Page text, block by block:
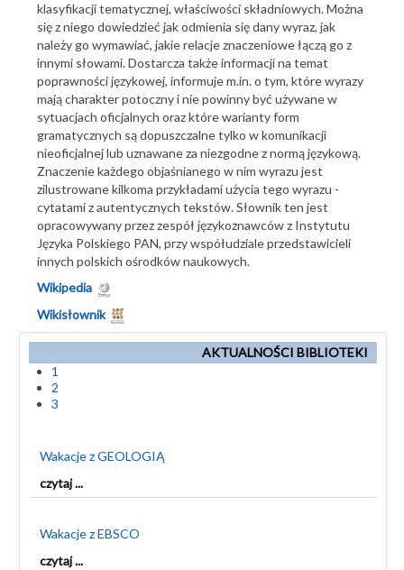
klasyfikacji tematycznej, właściwości składniowych. Można
się z niego dowiedzieć jak odmienia się dany wyraz, jak
należy go wymawiać, jakie relacje znaczeniowe łączą go z
innymi słowami. Dostarcza także informacji na temat
poprawności językowej, informuje m.in. o tym, które wyrazy
mają charakter potoczny i nie powinny być używane w
sytuacjach oficjalnych oraz które warianty form
gramatycznych są dopuszczalne tylko w komunikacji
nieoficjalnej lub uznawane za niezgodne z normą językową.
Znaczenie każdego objaśnianego w nim wyrazu jest
zilustrowane kilkoma przykładami użycia tego wyrazu -
cytatami z autentycznych tekstów. Słownik ten jest
opracowywany przez zespół językoznawców z Instytutu
Języka Polskiego PAN, przy współudziale przedstawicieli
innych polskich ośrodków naukowych.
Wikipedia
Wikisłownik
AKTUALNOŚCI BIBLIOTEKI
1
2
3
Wakacje z GEOLOGIĄ
czytaj ...
Wakacje z EBSCO
czytaj ...